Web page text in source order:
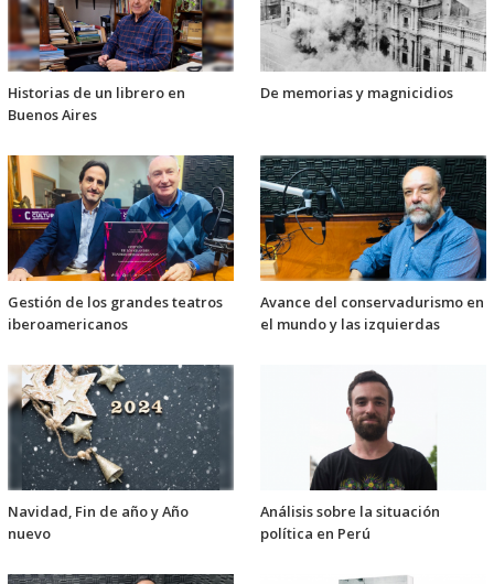
Historias de un librero en
Buenos Aires
De memorias y magnicidios
Gestión de los grandes teatros
iberoamericanos
Avance del conservadurismo en
el mundo y las izquierdas
Navidad, Fin de año y Año
nuevo
Análisis sobre la situación
política en Perú